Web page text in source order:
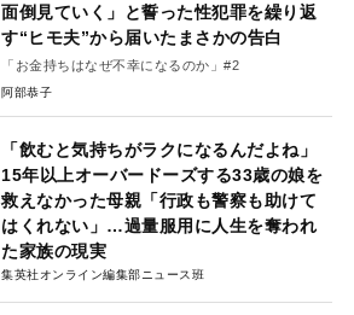
面倒見ていく」と誓った性犯罪を繰り返
す“ヒモ夫”から届いたまさかの告白
「お金持ちはなぜ不幸になるのか」#2
阿部恭子
「飲むと気持ちがラクになるんだよね」
15年以上オーバードーズする33歳の娘を
救えなかった母親「行政も警察も助けて
はくれない」…過量服用に人生を奪われ
た家族の現実
集英社オンライン編集部ニュース班